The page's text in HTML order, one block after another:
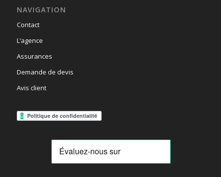
NAVIGATION
Contact
L’agence
Assurances
Demande de devis
Avis client